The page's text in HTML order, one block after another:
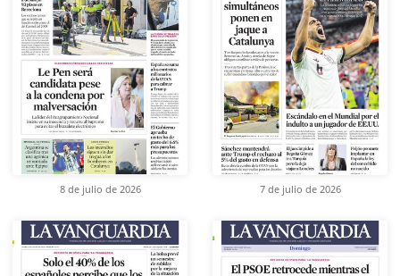
8 de julio de 2026 7 de julio de 2026